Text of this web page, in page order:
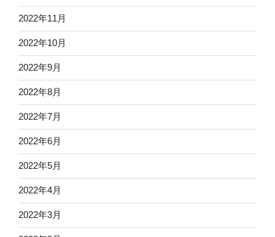
2022年11月
2022年10月
2022年9月
2022年8月
2022年7月
2022年6月
2022年5月
2022年4月
2022年3月